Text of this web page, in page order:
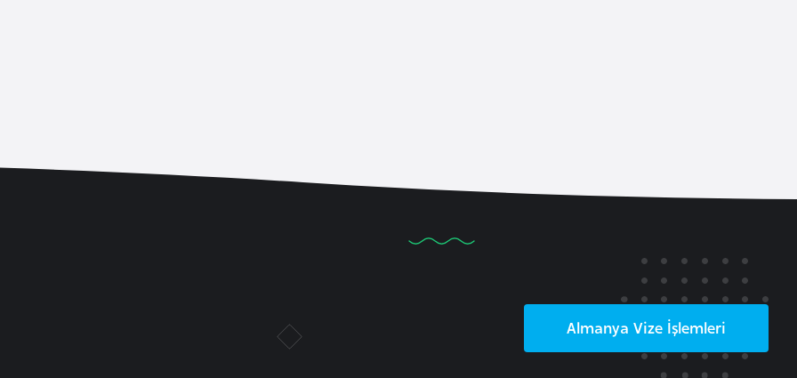
Almanya Vize İşlemleri